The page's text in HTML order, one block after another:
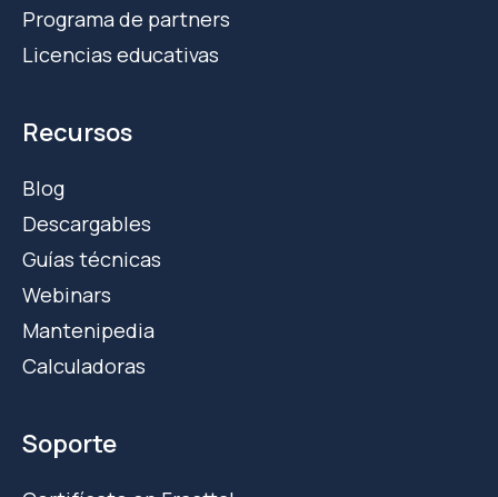
Programa de partners
Licencias educativas
Recursos
Blog
Descargables
Guías técnicas
Webinars
Mantenipedia
Calculadoras
Soporte